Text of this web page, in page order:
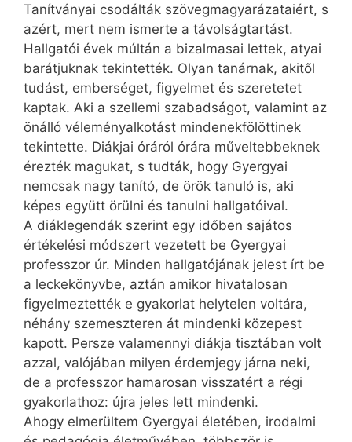
Tanítványai csodálták szövegmagyarázataiért, s
azért, mert nem ismerte a távolságtartást.
Hallgatói évek múltán a bizalmasai lettek, atyai
barátjuknak tekintették. Olyan tanárnak, akitől
tudást, emberséget, figyelmet és szeretetet
kaptak. Aki a szellemi szabadságot, valamint az
önálló véleményalkotást mindenekfölöttinek
tekintette. Diákjai óráról órára műveltebbeknek
érezték magukat, s tudták, hogy Gyergyai
nemcsak nagy tanító, de örök tanuló is, aki
képes együtt örülni és tanulni hallgatóival.
A diáklegendák szerint egy időben sajátos
értékelési módszert vezetett be Gyergyai
professzor úr. Minden hallgatójának jelest írt be
a leckekönyvbe, aztán amikor hivatalosan
figyelmeztették e gyakorlat helytelen voltára,
néhány szemeszteren át mindenki közepest
kapott. Persze valamennyi diákja tisztában volt
azzal, valójában milyen érdemjegy járna neki,
de a professzor hamarosan visszatért a régi
gyakorlathoz: újra jeles lett mindenki.
Ahogy elmerültem Gyergyai életében, irodalmi